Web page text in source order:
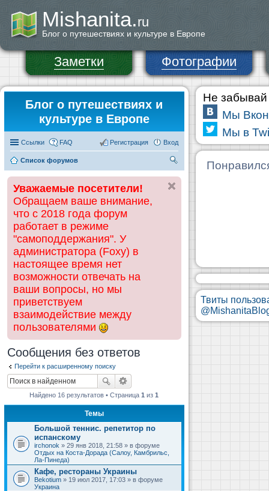
Mishanita.ru
Блог о путешествиях и культуре в Европе
Заметки Фотографии
Блог о путешествиях и
культуре в Европе
Ссылки FAQ Вход
Регистрация
Список форумов
ск
Уважаемые посетители!
Обращаем ваше внимание,
что с 2018 года форум
работает в режиме
"самоподдержания". У
администратора (Foxy) в
настоящее время нет
возможности отвечать на
ваши вопросы, но мы
приветствуем
взаимодействие между
пользователями
Сообщения без ответов
Перейти к расширенному поиску
Найдено 16 результатов • Страница1 из1
Темы
Большой теннис. репетитор по
испанскому
irchonok » 29 янв 2018, 21:58 » в форуме
Отдых на Коста-Дорада (Салоу, Камбрильс,
Ла-Пинеда)
Кафе, рестораны Украины
Bekotium » 19 июл 2017, 17:03 » в форуме
Украина
Не забывай
Мы
Мы в
Твиты